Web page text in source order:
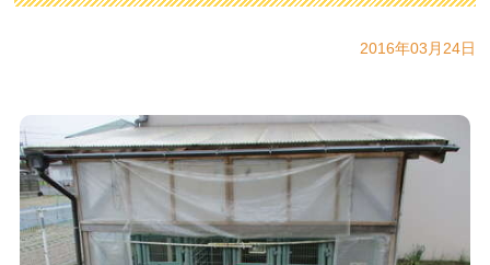
2016年03月24日